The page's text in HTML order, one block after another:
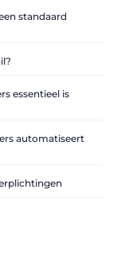
standaard
essentieel is
automatiseert